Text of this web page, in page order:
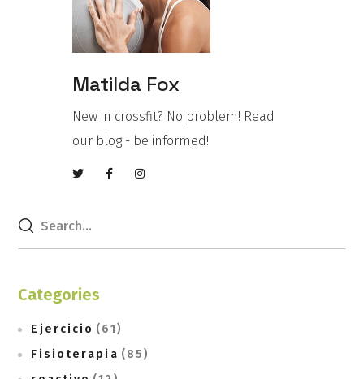
Matilda Fox
New in crossfit? No problem! Read
our blog - be informed!
Categories
Ejercicio (61)
Fisioterapia (85)